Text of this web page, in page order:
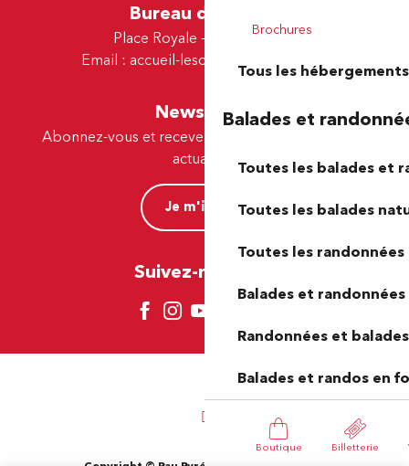
Brochures
Tous les hébergements
Balades et
Toutes les balades et
Toutes les balades
Toutes les randonnées
Balades et
Randonnées et
Balades et randos en
Boutique Billetterie
Bureau de Lescar
Place Royale - 64230 Lescar
Email : accueil-lescar@tourismepau.fr
Newsletter
Abonnez-vous et recevez par e-mail nos offres et
actualités.
Je m'inscris
Suivez-nous ici !